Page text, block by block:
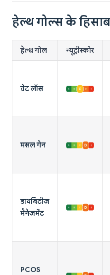
हेल्थ गोल्स के हिसाब
हेल्थ गोल न्यूट्रीस्कोर
वेट लॉस
मसल गेन
डायबिटीज
मैनेजमेंट
PCOS